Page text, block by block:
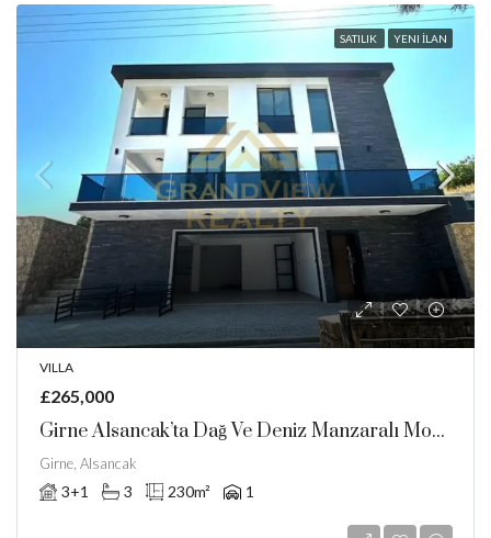
SATILIK YENI İLAN
VILLA
£265,000
Girne Alsancak’ta Dağ Ve Deniz Manzaralı Modern Villa
Girne, Alsancak
3+1 3 230m² 1